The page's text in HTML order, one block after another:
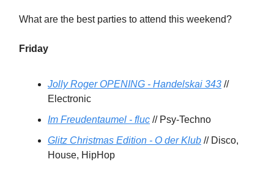
What are the best parties to attend this weekend?
Friday
Jolly Roger OPENING - Handelskai 343 //
Electronic
Im Freudentaumel - fluc // Psy-Techno
Glitz Christmas Edition - O der Klub // Disco,
House, HipHop